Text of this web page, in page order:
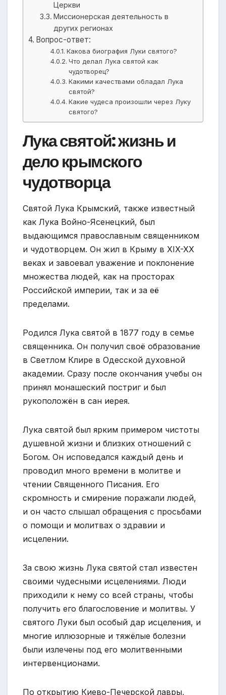
Церкви
Миссионерская деятельность в
других регионах
Вопрос-ответ:
Какова биография Луки святого?
Что делал Лука святой как
чудотворец?
Какими качествами обладал Лука
святой?
Какие чудеса произошли через Луку
святого?
Лука святой: жизнь и
дело крымского
чудотворца
Святой Лука Крымский, также известный
как Лука Войно-Ясенецкий, был
выдающимся православным священником
и чудотворцем. Он жил в Крыму в XIX-XX
веках и завоевал уважение и поклонение
множества людей, как на просторах
Российской империи, так и за её
пределами.
Родился Лука святой в 1877 году в семье
священника. Он получил своё образование
в Светлом Клире в Одесской духовной
академии. Сразу после окончания учебы он
принял монашеский постриг и был
рукоположён в сан иерея.
Лука святой был ярким примером чистоты
душевной жизни и близких отношений с
Богом. Он исповедался каждый день и
проводил много времени в молитве и
чтении Священного Писания. Его
скромность и смирение поражали людей,
и он часто слышал обращения с просьбами
о помощи и молитвах о здравии и
исцелении.
За свою жизнь Лука святой стал известен
своими чудесными исцелениями. Люди
приходили к нему со всей страны, чтобы
получить его благословение и молитвы. У
святого Луки был особый дар исцеления, и
многие иллюзорные и тяжёлые болезни
были излечены под его молитвенными
интервенционами.
По открытию Киево-Печерской лавры,